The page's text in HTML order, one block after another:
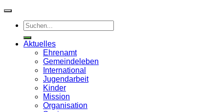
Aktuelles
Ehrenamt
Gemeindeleben
International
Jugendarbeit
Kinder
Mission
Organisation